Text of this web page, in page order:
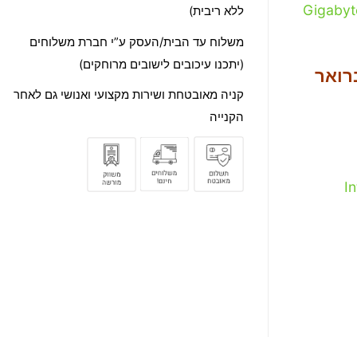
ללא ריבית)
משלוח עד הבית/העסק ע”י חברת משלוחים
(יתכנו עיכובים לישובים מרוחקים)
קניה מאובטחת ושירות מקצועי ואנושי גם לאחר
הקנייה